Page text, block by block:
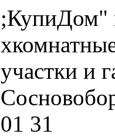
;КупиДом"
участки и
01 31